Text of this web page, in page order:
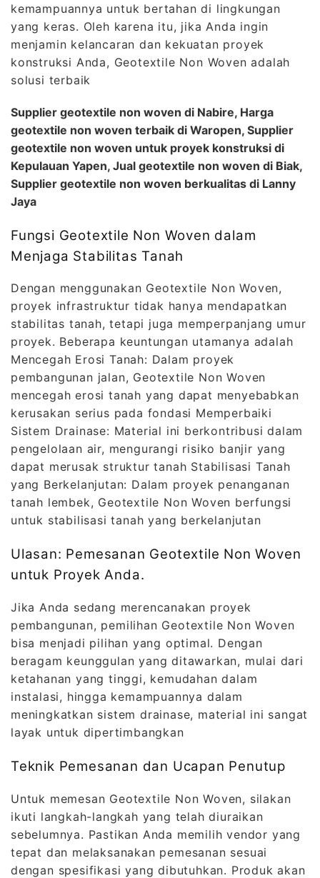
kemampuannya untuk bertahan di lingkungan
yang keras. Oleh karena itu, jika Anda ingin
menjamin kelancaran dan kekuatan proyek
konstruksi Anda, Geotextile Non Woven adalah
solusi terbaik
Supplier geotextile non woven di Nabire, Harga
geotextile non woven terbaik di Waropen, Supplier
geotextile non woven untuk proyek konstruksi di
Kepulauan Yapen, Jual geotextile non woven di Biak,
Supplier geotextile non woven berkualitas di Lanny
Jaya
Fungsi Geotextile Non Woven dalam
Menjaga Stabilitas Tanah
Dengan menggunakan Geotextile Non Woven,
proyek infrastruktur tidak hanya mendapatkan
stabilitas tanah, tetapi juga memperpanjang umur
proyek. Beberapa keuntungan utamanya adalah
Mencegah Erosi Tanah: Dalam proyek
pembangunan jalan, Geotextile Non Woven
mencegah erosi tanah yang dapat menyebabkan
kerusakan serius pada fondasi Memperbaiki
Sistem Drainase: Material ini berkontribusi dalam
pengelolaan air, mengurangi risiko banjir yang
dapat merusak struktur tanah Stabilisasi Tanah
yang Berkelanjutan: Dalam proyek penanganan
tanah lembek, Geotextile Non Woven berfungsi
untuk stabilisasi tanah yang berkelanjutan
Ulasan: Pemesanan Geotextile Non Woven
untuk Proyek Anda.
Jika Anda sedang merencanakan proyek
pembangunan, pemilihan Geotextile Non Woven
bisa menjadi pilihan yang optimal. Dengan
beragam keunggulan yang ditawarkan, mulai dari
ketahanan yang tinggi, kemudahan dalam
instalasi, hingga kemampuannya dalam
meningkatkan sistem drainase, material ini sangat
layak untuk dipertimbangkan
Teknik Pemesanan dan Ucapan Penutup
Untuk memesan Geotextile Non Woven, silakan
ikuti langkah-langkah yang telah diuraikan
sebelumnya. Pastikan Anda memilih vendor yang
tepat dan melaksanakan pemesanan sesuai
dengan spesifikasi yang dibutuhkan. Produk akan